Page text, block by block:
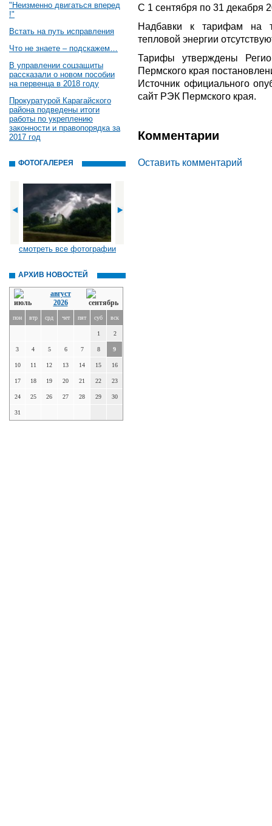
"Неизменно двигаться вперед
!"
Встать на путь исправления
Что не знаете – подскажем…
В управлении соцзащиты
рассказали о новом пособии
на первенца в 2018 году
Прокуратурой Карагайского
района подведены итоги
работы по укреплению
законности и правопорядка за
2017 год
ФОТОГАЛЕРЕЯ
смотреть все фотографии
АРХИВ НОВОСТЕЙ
август
2026
пон втр срд чет пят суб вск
1 2
3 4 5 6 7 8 9
10 11 12 13 14 15 16
17 18 19 20 21 22 23
24 25 26 27 28 29 30
31
С 1 сентября по 31 декабря
Надбавки к тарифам на
тепловой энергии
Тарифы утверждены
Пермского края
Источник официального
сайт РЭК Пермского края.
Комментарии
Оставить комментарий